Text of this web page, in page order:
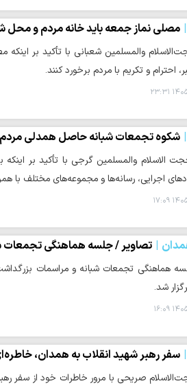
مصلی نماز جمعه باید خانه مردم و محل
والمسلمین شعبانی با تأکید بر
احترام و تکریم با مردم برخورد کنند.
۲۳:۳۱
شکوه تجمعات شبانه حاصل همدلی
الاسلام والمسلمین گرجی با تأکید بر
اجرایی، رسانه‌ها و مجموعه‌های مختلف با
۱۷:۰۹
تصاویر / جلسه هماهنگی تجمعات
هماهنگی تجمعات شبانه و مراسمات
شد.
۱۶:۰۹
سفر رهبر شهید انقلاب به همدان،